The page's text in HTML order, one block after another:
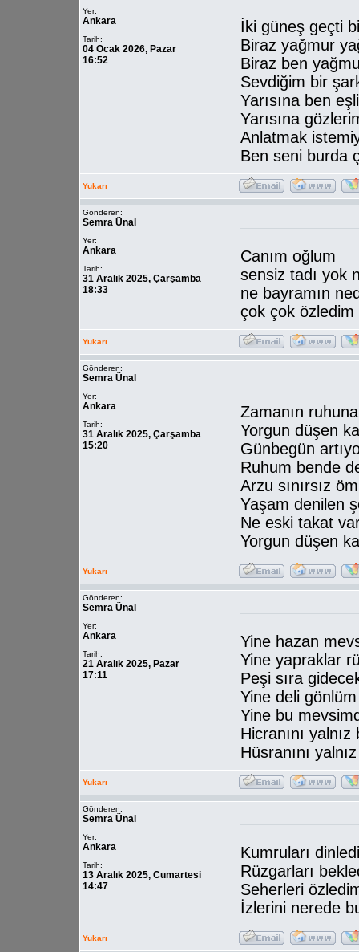
Yer:
Ankara
Tarih:
04 Ocak 2026, Pazar
16:52
İki güneş geçti
Biraz yağmur
Biraz ben
Sevdiğim bir
Yarısına ben
Yarısına
Anlatmak
Ben seni burda
Yukarı
Gönderen:
Semra Ünal
Yer:
Ankara
Tarih:
31 Aralık 2025, Çarşamba
18:33
Canım oğlum
sensiz tadı yok
ne bayramın
çok çok
Yukarı
Gönderen:
Semra Ünal
Yer:
Ankara
Tarih:
31 Aralık 2025, Çarşamba
15:20
Zamanın
Yorgun düşen
Günbegün
Ruhum bende
Arzu sınırsız
Yaşam denilen
Ne eski takat
Yorgun düşen
Yukarı
Gönderen:
Semra Ünal
Yer:
Ankara
Tarih:
21 Aralık 2025, Pazar
17:11
Yine hazan
Yine yapraklar
Peşi sıra
Yine deli gönlüm
Yine bu
Hicranını
Hüsranını
Yukarı
Gönderen:
Semra Ünal
Yer:
Ankara
Tarih:
13 Aralık 2025, Cumartesi
14:47
Kumruları
Rüzgarları
Seherleri
İzlerini nerede
Yukarı